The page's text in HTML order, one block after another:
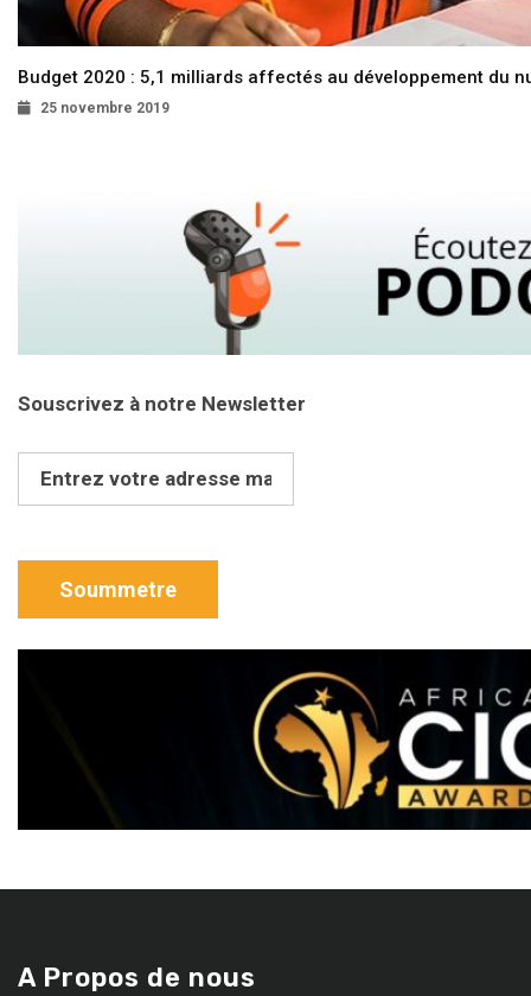
Budget 2020 : 5,1 milliards affectés au développement du
25 novembre 2019
Souscrivez à notre Newsletter
A Propos de nous